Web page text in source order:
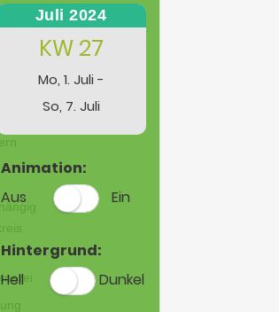
Juli 2024
KW 27
Mo, 1. Juli -
So, 7. Juli
Animation:
Aus
Ein
Hintergrund:
Hell
Dunkel